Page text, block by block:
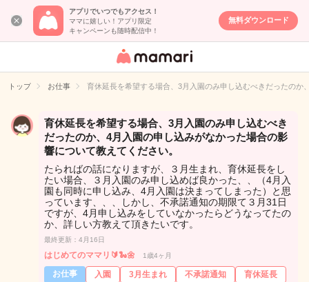
アプリでいつでもアクセス！
ママに嬉しい！アプリ限定
キャンペーンも随時配信中！
無料ダウンロード
女性専用匿名QA
イト
トップ お仕事 育休延長を希望する場合、3月入園のみ申し込むべきだったの
育休延長を希望する場合、3月入園のみ申し込むべき
だったのか、4月入園の申し込みがなかった場合の影
響について教えてください。
たらればの話になりますが、３月生まれ、育休延長をし
たい場合、３月入園のみ申し込めば良かった、、（4月入
園も同時に申し込み、4月入園は決まってしまった）と思
っています、、、しかし、不承諾通知の期限て３月31日
ですが、4月申し込みをしていなかったらどうなってたの
か、詳しい方教えて頂きたいです。
最終更新：4月16日
はじめてのママリ🔰🐍🌼 1歳4ヶ月
お仕事 入園 3月生まれ 不承諾通知 育休延長